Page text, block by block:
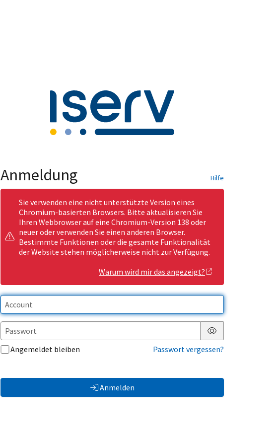
Anmeldung Hilfe
Sie verwenden eine nicht unterstützte Version eines
Chromium-basierten Browsers. Bitte aktualisieren Sie
Ihren Webbrowser auf eine Chromium-Version 138 oder
neuer oder verwenden Sie einen anderen Browser.
Bestimmte Funktionen oder die gesamte Funktionalität
der Website stehen möglicherweise nicht zur Verfügung.
Warum wird mir das angezeigt?
Passwort anzeigen
Angemeldet bleiben
Passwort vergessen?
Anmelden